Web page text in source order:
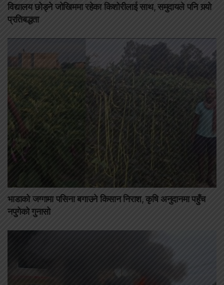
विद्यालय छोड्ने जोखिममा रहेका किशोरीलाई साथ, समुदायले पनि गर्‍यो
प्रतिबद्धता
भाडाको जग्गामा पसिना बगाउने किसान निराश, कृषि अनुदानमा पहुँच
नपुगेको गुनासो